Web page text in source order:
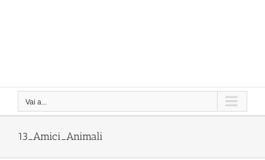
Vai a...
13_Amici_Animali